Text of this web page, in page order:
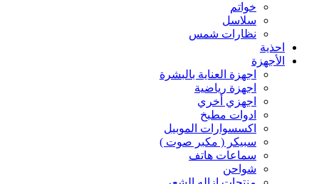
خواتم
سلاسل
نظارات شمس
احذية
الأجهزة
اجهزة العناية بالبشرة
اجهزة رياضية
اجهزي أخري
ادوات مطبخ
اكسسوارات الموبيل
سبيكر ( مكبر صوت )
سماعات هاتف
شواحن